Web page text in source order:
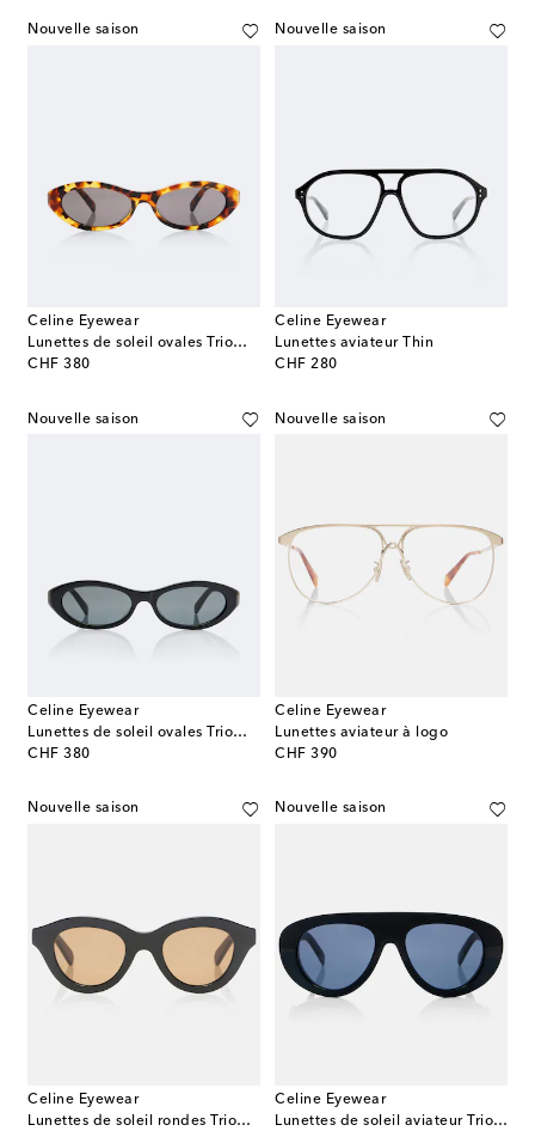
Nouvelle saison
Celine Eyewear
Lunettes de soleil ovales Triomphe Mini 02
CHF 380
original price
Nouvelle saison
Celine Eyewear
Lunettes aviateur Thin
CHF 280
original price
Nouvelle saison
Celine Eyewear
Lunettes de soleil ovales Triomphe
CHF 380
original price
Nouvelle saison
Celine Eyewear
Lunettes aviateur à logo
CHF 390
original price
Nouvelle saison
Celine Eyewear
Lunettes de soleil rondes Triomphe Mini
Nouvelle saison
Celine Eyewear
Lunettes de soleil aviateur Triomphe Stamp 01